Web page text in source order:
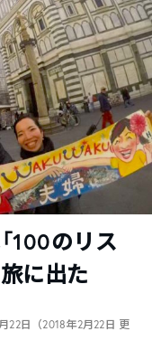
100のリス
に出た
22日（2018年2月22日 更